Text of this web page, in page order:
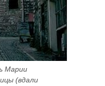
Марии
(вдали